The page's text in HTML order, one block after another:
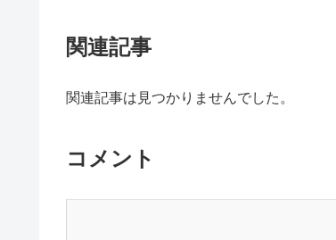
関連記事
関連記事は見つかりませんでした。
コメント